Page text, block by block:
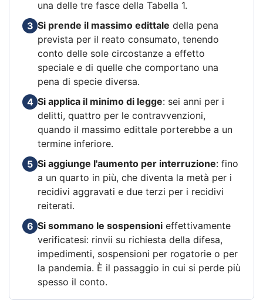
una delle tre fasce della Tabella 1.
3 Si prende il massimo edittale della pena
prevista per il reato consumato, tenendo
conto delle sole circostanze a effetto
speciale e di quelle che comportano una
pena di specie diversa.
4 Si applica il minimo di legge: sei anni per i
delitti, quattro per le contravvenzioni,
quando il massimo edittale porterebbe a un
termine inferiore.
5 Si aggiunge l'aumento per interruzione: fino
a un quarto in più, che diventa la metà per i
recidivi aggravati e due terzi per i recidivi
reiterati.
6 Si sommano le sospensioni effettivamente
verificatesi: rinvii su richiesta della difesa,
impedimenti, sospensioni per rogatorie o per
la pandemia. È il passaggio in cui si perde più
spesso il conto.